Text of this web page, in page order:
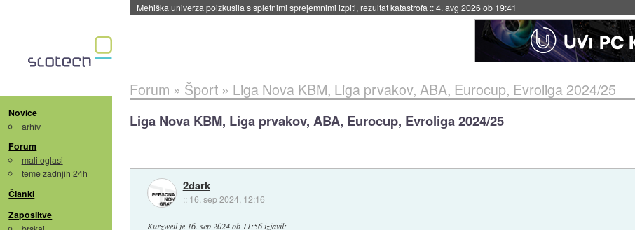
Evropska vesoljska agencija razvija svojo raketo za večkratno uporabo::4. avg 2026 ob 19:41
Novice
arhiv
Forum
mali oglasi
teme zadnjih 24h
Članki
Zaposlitve
Forum » Šport» Liga Nova KBM, Liga prvakov, ABA, Eurocup, Evroliga 2024/25
Liga Nova KBM, Liga prvakov, ABA, Eurocup, Evroliga 2024/25
2dark
:: 16. sep 2024, 12:16
Kurzweilje 16. sep 2024 ob 11:56 izjavil: